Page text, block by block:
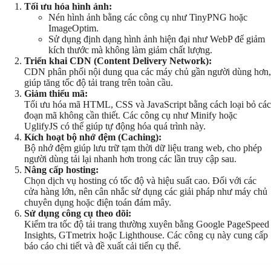
Tối ưu hóa hình ảnh:
Nén hình ảnh bằng các công cụ như TinyPNG hoặc
ImageOptim.
Sử dụng định dạng hình ảnh hiện đại như WebP để giảm
kích thước mà không làm giảm chất lượng.
Triển khai CDN (Content Delivery Network):
CDN phân phối nội dung qua các máy chủ gần người dùng hơn,
giúp tăng tốc độ tải trang trên toàn cầu.
Giảm thiểu mã:
Tối ưu hóa mã HTML, CSS và JavaScript bằng cách loại bỏ các
đoạn mã không cần thiết. Các công cụ như Minify hoặc
UglifyJS có thể giúp tự động hóa quá trình này.
Kích hoạt bộ nhớ đệm (Caching):
Bộ nhớ đệm giúp lưu trữ tạm thời dữ liệu trang web, cho phép
người dùng tải lại nhanh hơn trong các lần truy cập sau.
Nâng cấp hosting:
Chọn dịch vụ hosting có tốc độ và hiệu suất cao. Đối với các
cửa hàng lớn, nên cân nhắc sử dụng các giải pháp như máy chủ
chuyên dụng hoặc điện toán đám mây.
Sử dụng công cụ theo dõi:
Kiểm tra tốc độ tải trang thường xuyên bằng Google PageSpeed
Insights, GTmetrix hoặc Lighthouse. Các công cụ này cung cấp
báo cáo chi tiết và đề xuất cải tiến cụ thể.